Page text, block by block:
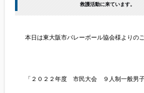
救護活動に来ています。
本日は東大阪市バレーボール協会様よりの
「２０２２年度 市民大会 ９人制一般男子